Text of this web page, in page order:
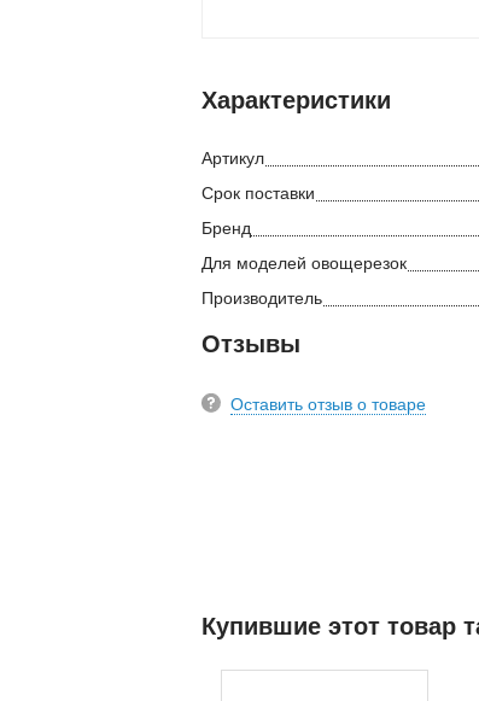
Характеристики
Артикул
Срок поставки
Бренд
Для моделей овощерезок
Производитель
Отзывы
Оставить отзыв о товаре
Купившие этот товар